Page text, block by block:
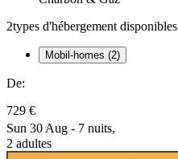
2types d'hébergement disponibles
Mobil-homes (2)
De:
729 €
Sun 30 Aug - 7 nuits,
2 adultes